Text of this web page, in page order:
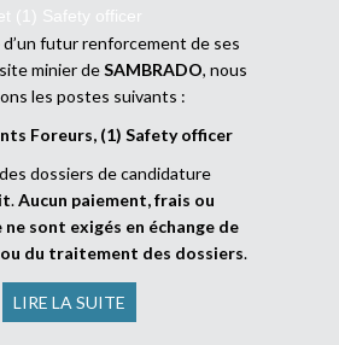
(1) Safety officer
d’un futur renforcement de ses
minier deSAMBRADO, nous
les postes suivants :
Foreurs, (1) Safety officer
dossiers de candidature
.Aucun paiement, frais ou
sont exigés en échange de
du traitement des dossiers.
LIRE LA SUITE